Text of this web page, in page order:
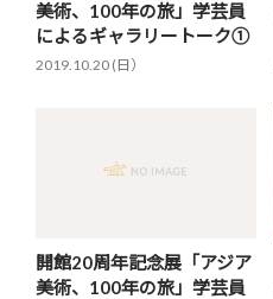
美術、100年の旅」学芸員
によるギャラリートーク①
2019.10.20 (日）
開館20周年記念展「アジア
美術、100年の旅」学芸員